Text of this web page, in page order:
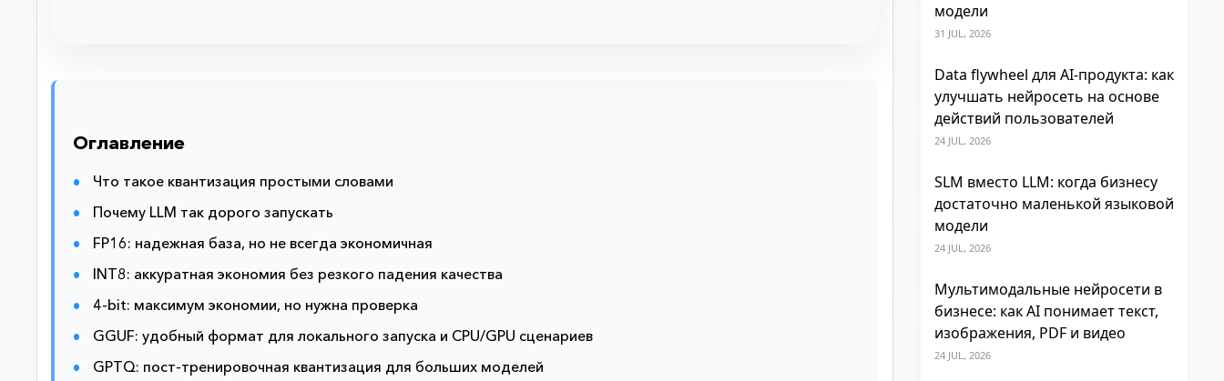
Оглавление
Что такое квантизация простыми словами
Почему LLM так дорого запускать
FP16: надежная база, но не всегда экономичная
INT8: аккуратная экономия без резкого падения качества
4-bit: максимум экономии, но нужна проверка
GGUF: удобный формат для локального запуска и CPU/GPU сценариев
GPTQ: пост-тренировочная квантизация для больших моделей
модели
31 JUL, 2026
Data flywheel для AI-продукта: как
улучшать нейросеть на основе
действий пользователей
24 JUL, 2026
SLM вместо LLM: когда бизнесу
достаточно маленькой языковой
модели
24 JUL, 2026
Мультимодальные нейросети в
бизнесе: как AI понимает текст,
изображения, PDF и видео
24 JUL, 2026